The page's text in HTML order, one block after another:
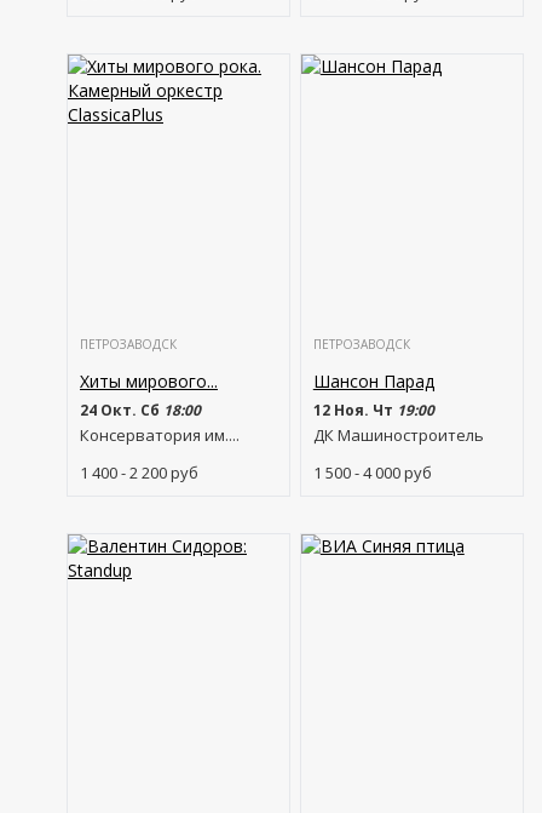
ПЕТРОЗАВОДСК
Хиты мирового...
24 Окт. Сб 18:00
Консерватория им....
1 400 - 2 200руб
ПЕТРОЗАВОДСК
Шансон Парад
12 Ноя. Чт 19:00
ДК Машиностроитель
1 500 - 4 000руб